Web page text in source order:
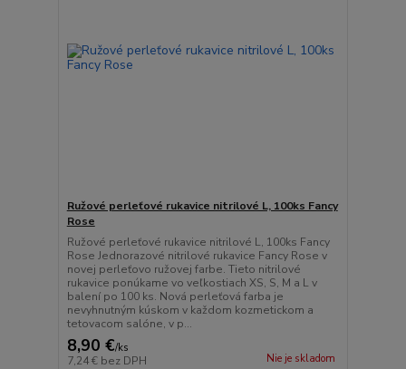
Ružové perleťové rukavice nitrilové L, 100ks Fancy
Rose
Ružové perleťové rukavice nitrilové L, 100ks Fancy
Rose Jednorazové nitrilové rukavice Fancy Rose v
novej perleťovo ružovej farbe. Tieto nitrilové
rukavice ponúkame vo veľkostiach XS, S, M a L v
balení po 100 ks. Nová perleťová farba je
nevyhnutným kúskom v každom kozmetickom a
tetovacom salóne, v p...
8,90 €/ks
7,24 € bez DPH Nie je skladom